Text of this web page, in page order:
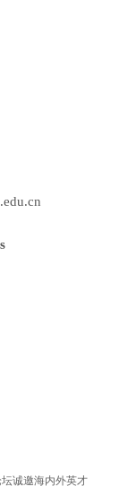
诚邀海内外英才